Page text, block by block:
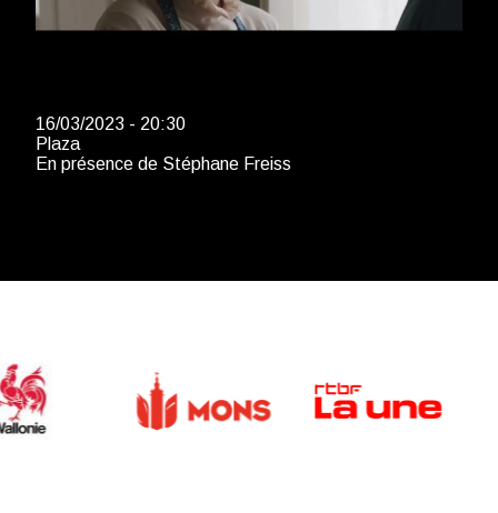
16/03/2023 - 20:30
Plaza
En présence de Stéphane Freiss